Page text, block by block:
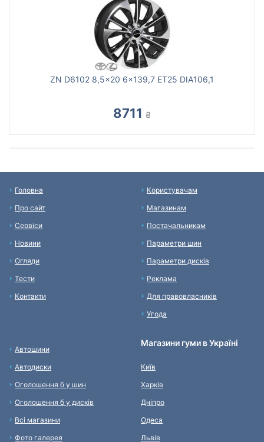
ZN D6102 8,5x20 6x139,7 ET25 DIA106,1
8711 ₴
Головна
Про сайт
Сервіси
Новини
Огляди
Тести
Контакти
Користувачам
Магазинам
Постачальникам
Параметри шин
Параметри дисків
Реклама
Для правовласників
Угода
Автошини
Автодиски
Оголошення б у шин
Оголошення б у дисків
Всі магазини
Фото галерея
Магазини гуми в Україні
Київ
Харків
Дніпро
Одеса
Львів